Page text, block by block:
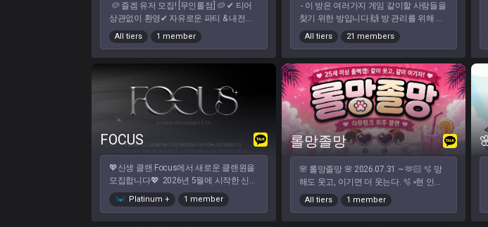
크 / 듀오 / 칼바람 / 롤토체스 / 특별모드 /
스팀게임 등 다양하게 플레이 💬 이런 분
을 찾습니다 ꤶ 꾸준히 참여하실 수 있는
분 ꤶ 기본적인 매너와 존중이 자연스러운
분 ꤶ 듀오/내전/파티 플레이를 즐기시는
매너 기본 💛 따뜻하고 배려 있는 화목한
분위기 💙 화목 + 게임 균형 있게 운영 💜
신입, 낯가리는 인원 먼저 챙기기 💖 가입
조건 ・ 07년생 이상 ・ LOL 레벨 30 이
상 ・ 티어 무관 ・ 마이크 필수 🚫 가입제
한 닉네임 등 🍌 가입 방법 🍌 오픈톡 > 검
색 > 바나나단
입 원하시면 상단 가입신청 버튼 클릭 or
옵챗에 겜모사 검색!
🥔 즐겜 유저 모집! [무인롤점] 🥔 ✔ 티어
상관없이 환영✔ 자유로운 파티 & 내전✔
분위기 좋게 즐겜 🎮 📌 가입 조건✔ 20세
이상 (성인)✔ 레벨 30 이상 🚫 가입 불가✖
이성미새 / 여왕벌 / 일벌✖ 한숨 / 징징 /
어 상관없이 즐겁게 신나게 활발하게 활
동하실 분들을 모십니다 :) 저희 클랜은 남
다른 컨셉으로 시작하는 신생 클랜입니다
:) 멤버를 모집하고 있습니다. 언제든 클랜
원을 위한 클랜이 되겠습니다!★경로: 오
른쪽 상단 카@톡
All tiers 1 member
- 이 방은 여러가지 게임 같이할 사람들을
찾기 위한 방입니다 🙌 방 관리를 위해 최
근 새 규칙을 업데이트 했습니다! 기본적
인 매너와 공지사항 준수는 필수입니다.
모두 성인인 만큼 알잘따깔센 이용 부탁
드립니다~ - 여미새 ❌ / 남미새 ❌ / 비매너
유저 ❌ - 매너는 필수, 예의는 기본! - 게임
시 디코 필수 - 90~07 년생 까지만!
All tiers 21 members
FOCUS
💖신생 클랜 Focus에서 새로운 클랜원을
모집합니다💖 ​ 2026년 5월에 시작한 신생
클랜 Focus는 현재 약 40명의 인원과 함
께 시작하고 있습니다! 현재 클랜 창설 이
Platinum + 1 member
롤망졸망
🌸 롤망졸망 🌸 2026.07.31 ~ 🫶🏻 🫧 망
해도 웃고, 이기면 더 웃는다. 🫧 ▫️현 인원 :
10명대 혼자 하는 롤이 조금은 심심해졌
다면, [롤망졸망]에서 같이 게임해요🥰 게
임이 끝난 뒤에도 “오늘 재밌었어! 다음에
All tiers 1 member